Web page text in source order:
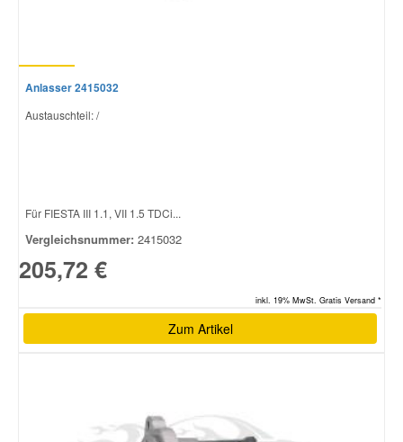
Anlasser 2415032
Austauschteil: /
Für FIESTA III 1.1, VII 1.5 TDCi...
Vergleichsnummer: 2415032
205,72 €
inkl. 19% MwSt. Gratis Versand *
Zum Artikel